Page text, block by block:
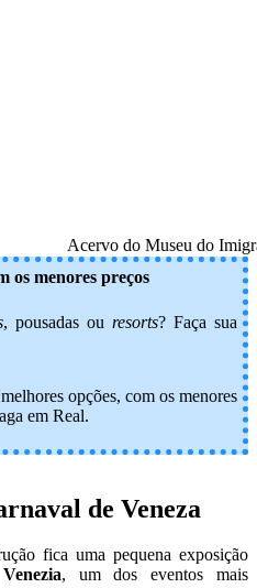
Acervo do Museu do
os menores preços
, pousadas ou resorts? Faça sua
opções, com os menores
em Real.
de Veneza
fica uma pequena exposição
, um dos eventos mais